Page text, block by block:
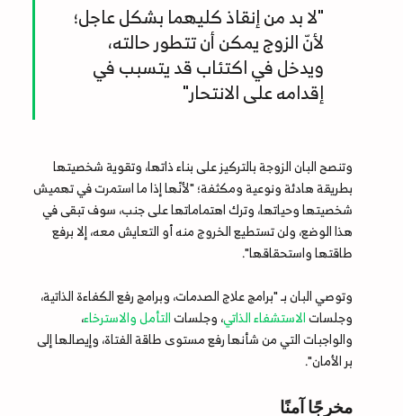
"لا بد من إنقاذ كليهما بشكل عاجل؛
لأنّ الزوج يمكن أن تتطور حالته،
ويدخل في اكتئاب قد يتسبب في
إقدامه على الانتحار"
وتنصح البان الزوجة بالتركيز على بناء ذاتها، وتقوية شخصيتها
بطريقة هادئة ونوعية ومكثفة؛ "لأنّها إذا ما استمرت في تهميش
شخصيتها وحياتها، وترك اهتماماتها على جنب، سوف تبقى في
هذا الوضع، ولن تستطيع الخروج منه أو التعايش معه، إلا برفع
طاقتها واستحقاقها".
وتوصي البان بـ "برامج علاج الصدمات، وبرامج رفع الكفاءة الذاتية،
وجلساتالاستشفاء الذاتي، وجلساتالتأملوالاسترخاء،
والواجبات التي من شأنها رفع مستوى طاقة الفتاة، وإيصالها إلى
بر الأمان".
مخرجًا آمنًا